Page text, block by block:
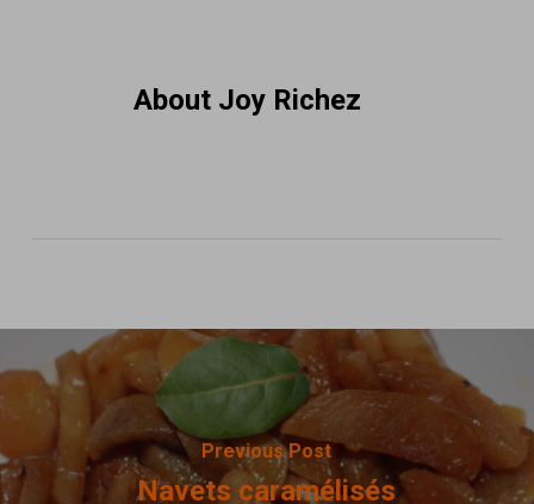
AboutJoy Richez
Previous Post
Navets caramélisés